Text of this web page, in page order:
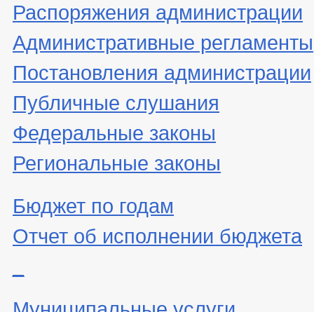
Распоряжения администрации
Административные регламенты
Постановления администрации
Публичные слушания
Федеральные законы
Региональные законы
Бюджет по годам
Отчет об исполнении бюджета